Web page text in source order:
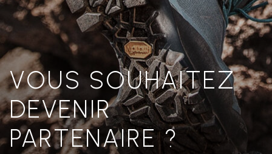
VOUS SOUHAITEZ
DEVENIR
PARTENAIRE ?